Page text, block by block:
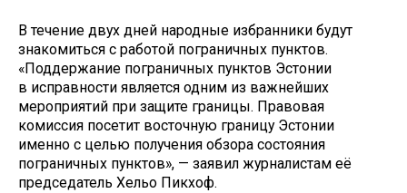
В течение двух дней народные избранники будут
знакомиться с работой пограничных пунктов.
«Поддержание пограничных пунктов Эстонии
в исправности является одним из важнейших
мероприятий при защите границы. Правовая
комиссия посетит восточную границу Эстонии
именно с целью получения обзора состояния
пограничных пунктов», — заявил журналистам её
председатель Хельо Пикхоф.